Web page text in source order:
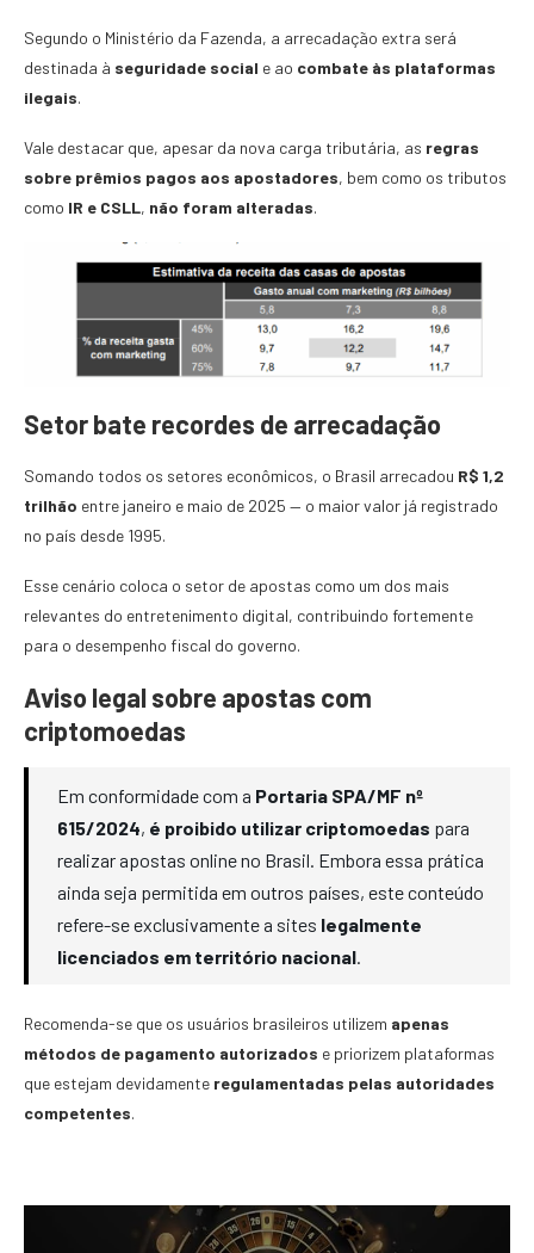
Segundo o Ministério da Fazenda, a arrecadação extra será
destinada à seguridade social e ao combate às plataformas
ilegais.
Vale destacar que, apesar da nova carga tributária, as regras
sobre prêmios pagos aos apostadores, bem como os tributos
como IR e CSLL, não foram alteradas.
Setor bate recordes de arrecadação
Somando todos os setores econômicos, o Brasil arrecadou R$ 1,2
trilhão entre janeiro e maio de 2025 — o maior valor já registrado
no país desde 1995.
Esse cenário coloca o setor de apostas como um dos mais
relevantes do entretenimento digital, contribuindo fortemente
para o desempenho fiscal do governo.
Aviso legal sobre apostas com
criptomoedas
Em conformidade com a Portaria SPA/MF nº
615/2024, é proibido utilizar criptomoedas para
realizar apostas online no Brasil. Embora essa prática
ainda seja permitida em outros países, este conteúdo
refere-se exclusivamente a sites legalmente
licenciados em território nacional
Recomenda-se que os usuários brasileiros utilizem apenas
métodos de pagamento autorizados e priorizem plataformas
que estejam devidamente regulamentadas pelas autoridades
competentes.